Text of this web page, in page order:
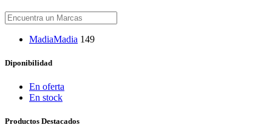
MadiaMadia 149
Diponibilidad
En oferta
En stock
Productos Destacados